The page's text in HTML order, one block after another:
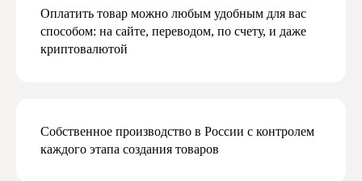
Оплатить товар можно любым удобным для вас
способом: на сайте, переводом, по счету, и даже
криптовалютой
Собственное производство в России с контролем
каждого этапа создания товаров